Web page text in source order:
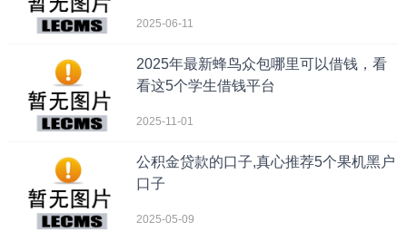
2025-06-11
2025年最新蜂鸟众包哪里可以借钱，看
看这5个学生借钱平台
2025-11-01
公积金贷款的口子,真心推荐5个果机黑户
口子
2025-05-09